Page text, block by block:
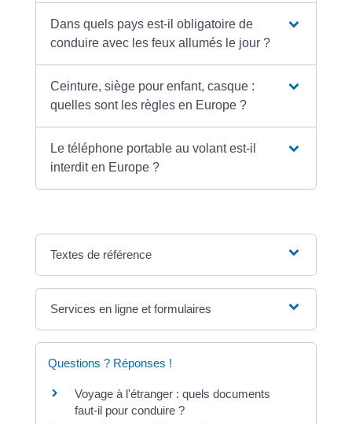
Dans quels pays est-il obligatoire de
conduire avec les feux allumés le jour ?
Ceinture, siège pour enfant, casque :
quelles sont les règles en Europe ?
Le téléphone portable au volant est-il
interdit en Europe ?
Textes de référence
Services en ligne et formulaires
Questions ? Réponses !
Voyage à l'étranger : quels documents
faut-il pour conduire ?